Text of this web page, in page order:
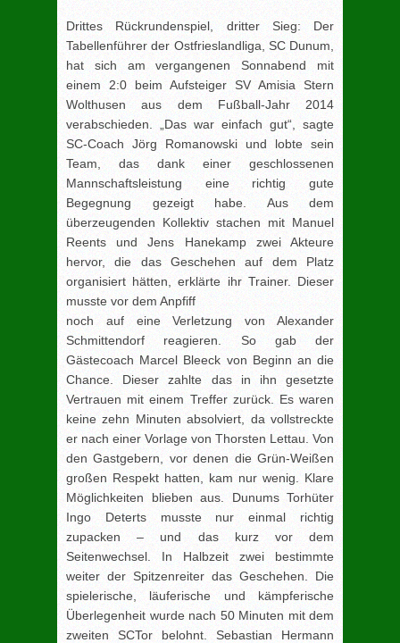
Drittes Rückrundenspiel, dritter Sieg: Der
Tabellenführer der Ostfrieslandliga, SC Dunum,
hat sich am vergangenen Sonnabend mit
einem 2:0 beim Aufsteiger SV Amisia Stern
Wolthusen aus dem Fußball-Jahr 2014
verabschieden.
„Das war einfach gut“, sagte
SC-Coach Jörg Romanowski und lobte sein
Team, das dank einer geschlossenen
Mannschaftsleistung eine richtig gute
Begegnung gezeigt habe. Aus dem
überzeugenden Kollektiv stachen mit Manuel
Reents und Jens Hanekamp zwei Akteure
hervor, die das Geschehen auf dem Platz
organisiert hätten, erklärte ihr Trainer. Dieser
musste vor dem Anpfiff
noch auf eine Verletzung von Alexander
Schmittendorf reagieren. So gab der
Gästecoach Marcel Bleeck von Beginn an die
Chance. Dieser zahlte das in ihn gesetzte
Vertrauen mit einem Treffer zurück. Es waren
keine zehn Minuten absolviert, da vollstreckte
er nach einer Vorlage von Thorsten Lettau. Von
den Gastgebern, vor denen die Grün-Weißen
großen Respekt hatten, kam nur wenig. Klare
Möglichkeiten blieben aus. Dunums Torhüter
Ingo Deterts musste nur einmal richtig
zupacken – und das kurz vor dem
Seitenwechsel. In Halbzeit zwei bestimmte
weiter der Spitzenreiter das Geschehen. Die
spielerische, läuferische und kämpferische
Überlegenheit wurde nach 50 Minuten mit dem
zweiten SCTor belohnt. Sebastian Hermann